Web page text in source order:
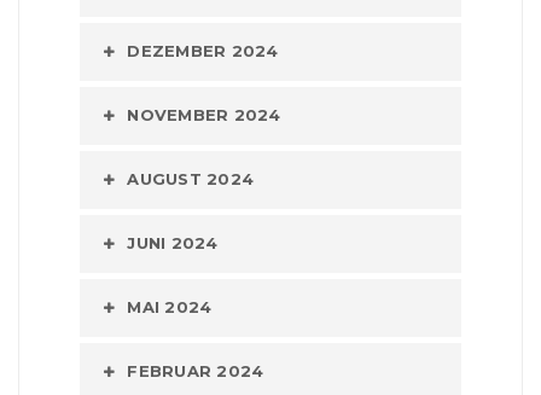
DEZEMBER 2024
NOVEMBER 2024
AUGUST 2024
JUNI 2024
MAI 2024
FEBRUAR 2024